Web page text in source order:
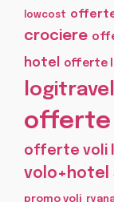
lowcost
crociere
hotel
offerte
logitravel
offerte
offerte voli
volo+hotel
promo voli